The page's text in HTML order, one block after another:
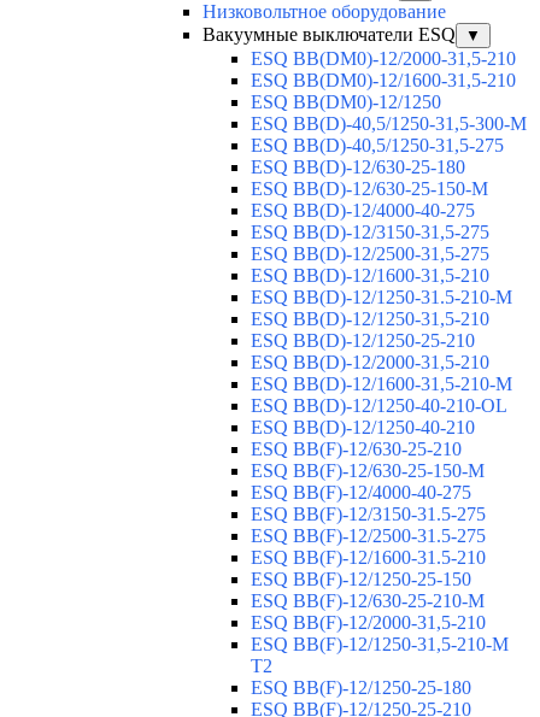
Низковольтное оборудование
Вакуумные выключатели ESQ
▼
ESQ ВВ(DM0)-12/2000-31,5-210
ESQ ВВ(DM0)-12/1600-31,5-210
ESQ ВВ(DM0)-12/1250
ESQ ВВ(D)-40,5/1250-31,5-300-М
ESQ ВВ(D)-40,5/1250-31,5-275
ESQ ВВ(D)-12/630-25-180
ESQ ВВ(D)-12/630-25-150-М
ESQ ВВ(D)-12/4000-40-275
ESQ ВВ(D)-12/3150-31,5-275
ESQ ВВ(D)-12/2500-31,5-275
ESQ ВВ(D)-12/1600-31,5-210
ESQ ВВ(D)-12/1250-31.5-210-М
ESQ ВВ(D)-12/1250-31,5-210
ESQ ВВ(D)-12/1250-25-210
ESQ BB(D)-12/2000-31,5-210
ESQ BB(D)-12/1600-31,5-210-М
ESQ BB(D)-12/1250-40-210-OL
ESQ BB(D)-12/1250-40-210
ESQ ВВ(F)-12/630-25-210
ESQ ВВ(F)-12/630-25-150-М
ESQ ВВ(F)-12/4000-40-275
ESQ ВВ(F)-12/3150-31.5-275
ESQ ВВ(F)-12/2500-31.5-275
ESQ ВВ(F)-12/1600-31.5-210
ESQ ВВ(F)-12/1250-25-150
ESQ BB(F)-12/630-25-210-М
ESQ BB(F)-12/2000-31,5-210
ESQ BB(F)-12/1250-31,5-210-М
T2
ESQ BB(F)-12/1250-25-180
ESQ ВВ(F)-12/1250-25-210